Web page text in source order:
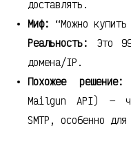
доставлять.
Миф: “Можно
Реальность:
Это
домена/IP.
Похожее решение:
Mailgun API) —
SMTP, особенно